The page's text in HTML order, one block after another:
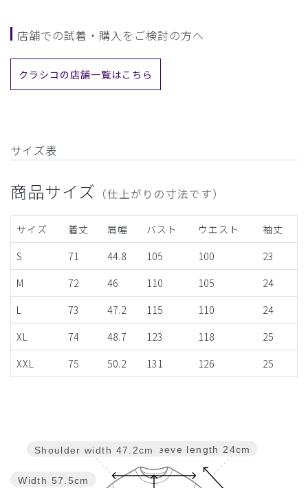
店舗での試着・購入をご検討の方へ
クラシコの店舗一覧はこちら
サイズ表
商品サイズ （仕上がりの寸法です）
サイズ 着丈 肩幅 バスト ウエスト
袖丈
S
71 44.8 105 100
23
M
72 46 110 105
24
L
73 47.2 115 110
24
XL
74 48.7 123 118
25
XXL
75 50.2 131 126 25
Sleeve length 24cm
Width 57.5cm
Shoulder width 47.2cm